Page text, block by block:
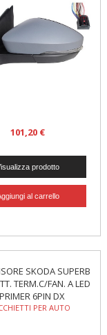
101,20 €
SKODA SUPERB
TERM.C/FAN. A LED
6PIN DX
PER AUTO